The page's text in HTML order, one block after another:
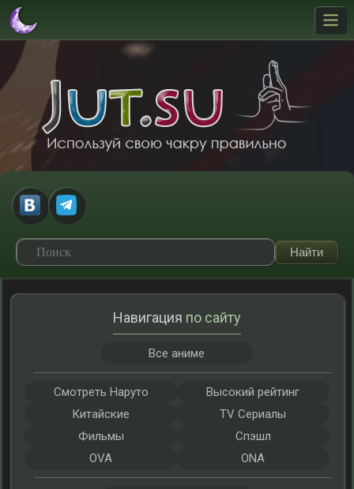
Навигация по сайту
Все аниме
Смотреть Наруто
Высокий рейтинг
Китайские
TV Сериалы
Фильмы
Спэшл
OVA
ONA